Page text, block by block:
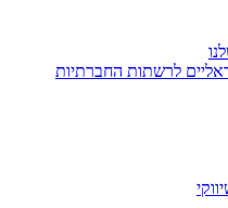
לרשתות החברתיות